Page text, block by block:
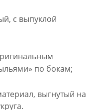
с выпуклой
по бокам;
выгнутый на